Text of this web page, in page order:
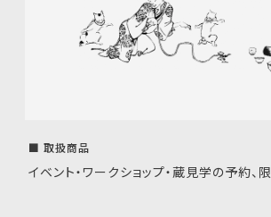
■ 取扱商品
イベント・ワークショップ・蔵見学の予約、